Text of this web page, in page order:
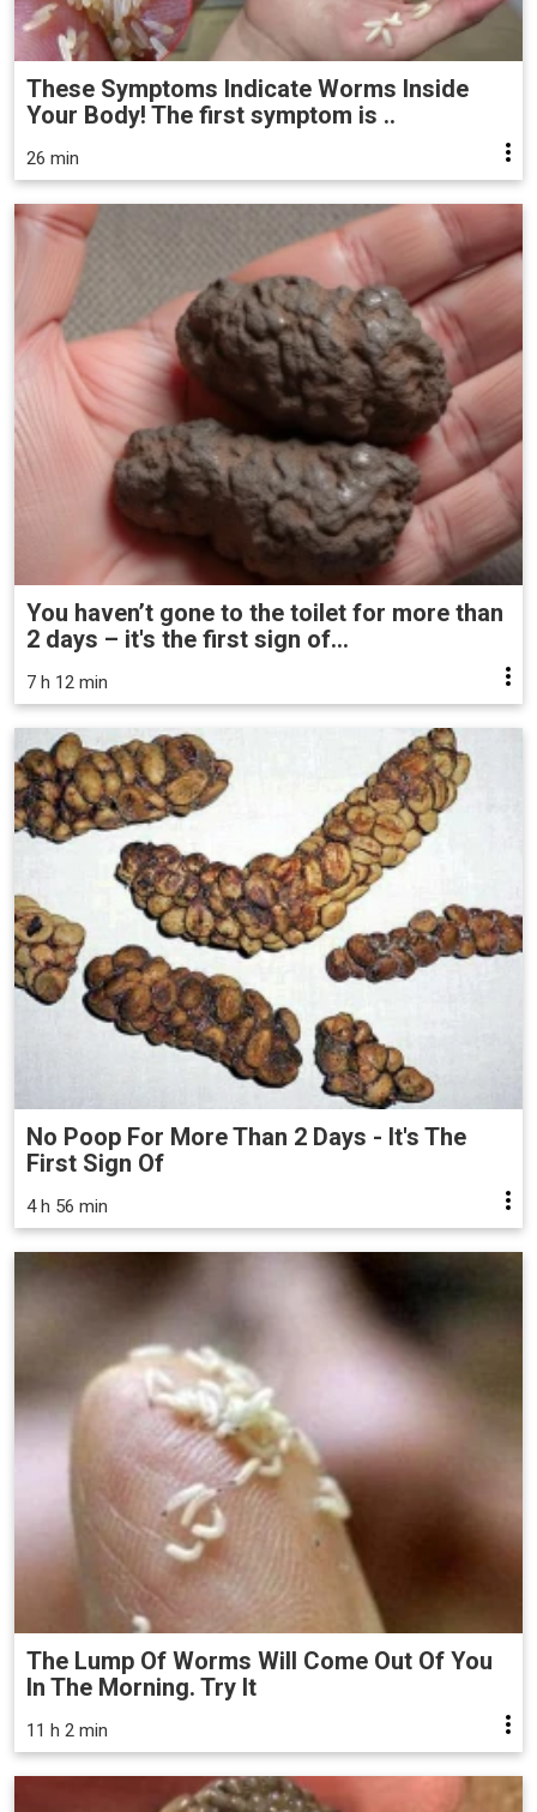
These Symptoms Indicate Worms Inside
Your Body! The first symptom is ..
26 min
You haven’t gone to the toilet for more than
2 days – it's the first sign of...
7 h 12 min
No Poop For More Than 2 Days - It's The
First Sign Of
4 h 56 min
The Lump Of Worms Will Come Out Of You
In The Morning. Try It
11 h 2 min